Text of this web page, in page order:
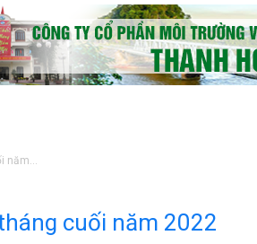
năm...
cuối năm 2022